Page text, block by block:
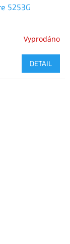
5253G
Vyprodáno
DETAIL